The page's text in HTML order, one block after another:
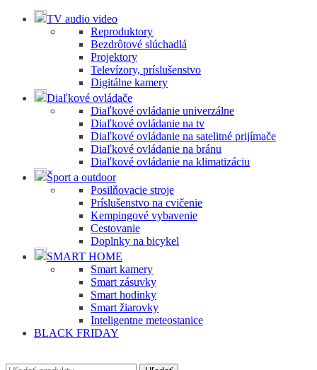
TV audio video
Reproduktory
Bezdrôtové slúchadlá
Projektory
Televízory, príslušenstvo
Digitálne kamery
Diaľkové ovládače
Diaľkové ovládanie univerzálne
Diaľkové ovládanie na tv
Diaľkové ovládanie na satelitné prijímače
Diaľkové ovládanie na bránu
Diaľkové ovládanie na klimatizáciu
Šport a outdoor
Posilňovacie stroje
Príslušenstvo na cvičenie
Kempingové vybavenie
Cestovanie
Doplnky na bicykel
SMART HOME
Smart kamery
Smart zásuvky
Smart hodinky
Smart žiarovky
Inteligentne meteostanice
BLACK FRIDAY